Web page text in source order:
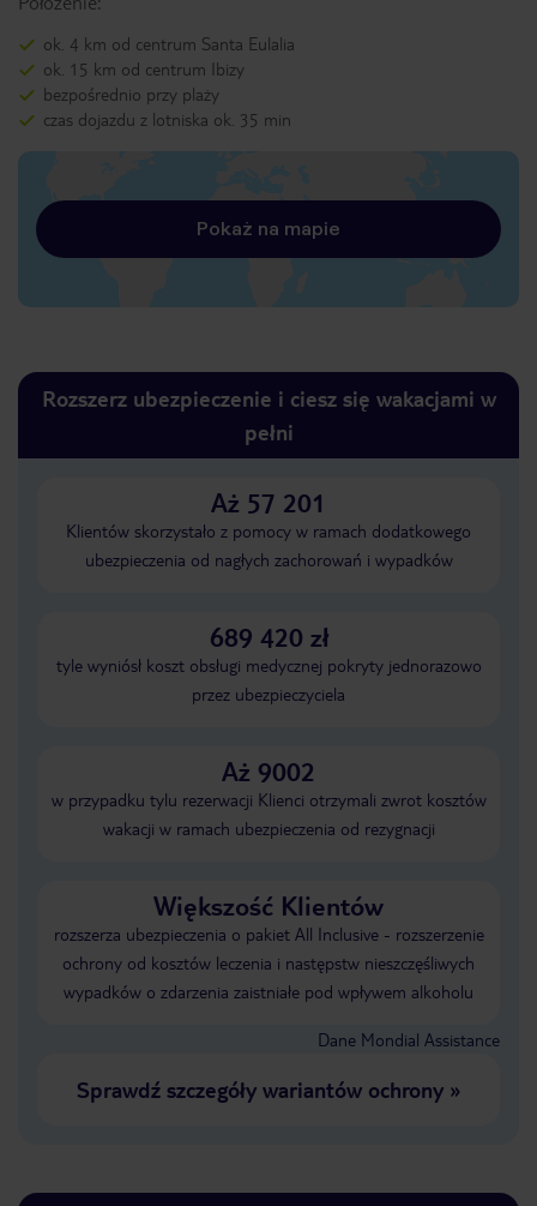
ok. 4 km od centrum Santa Eulalia
ok. 15 km od centrum Ibizy
bezpośrednio przy plaży
czas dojazdu z lotniska ok. 35 min
Pokaż na mapie
Rozszerz ubezpieczenie i ciesz się wakacjami w
pełni
Aż 57 201
Klientów skorzystało z pomocy w ramach dodatkowego
ubezpieczenia od nagłych zachorowań i wypadków
689 420 zł
tyle wyniósł koszt obsługi medycznej pokryty jednorazowo
przez ubezpieczyciela
Aż 9002
w przypadku tylu rezerwacji Klienci otrzymali zwrot kosztów
wakacji w ramach ubezpieczenia od rezygnacji
Większość Klientów
rozszerza ubezpieczenia o pakiet All Inclusive - rozszerzenie
ochrony od kosztów leczenia i następstw nieszczęśliwych
wypadków o zdarzenia zaistniałe pod wpływem alkoholu
Dane Mondial Assistance
Sprawdź szczegóły wariantów ochrony»